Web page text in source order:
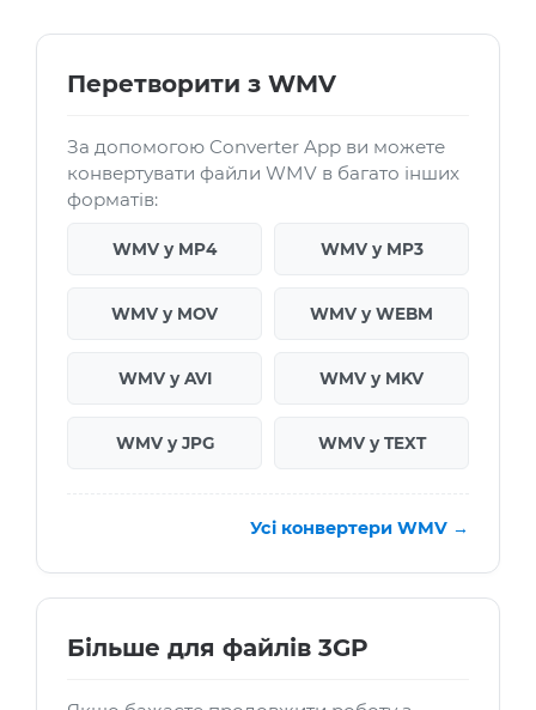
Перетворити з WMV
За допомогою Converter App ви можете
конвертувати файли WMV в багато інших
форматів:
WMV у MP4 WMV у MP3
WMV у MOV WMV у WEBM
WMV у AVI WMV у MKV
WMV у JPG WMV у TEXT
Усі конвертери WMV →
Більше для файлів 3GP